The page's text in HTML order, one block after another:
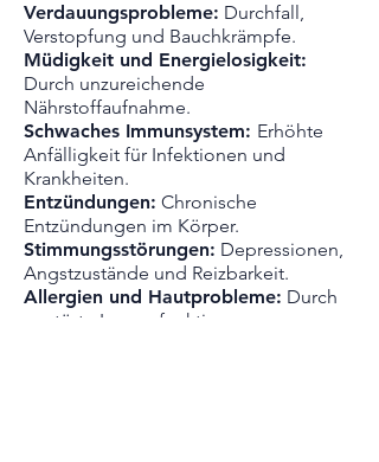
Verdauungsprobleme: Durchfall,
Verstopfung und Bauchkrämpfe.
Müdigkeit und Energielosigkeit:
Durch unzureichende
Nährstoffaufnahme.
Schwaches Immunsystem: Erhöhte
Anfälligkeit für Infektionen und
Krankheiten.
Entzündungen: Chronische
Entzündungen im Körper.
Stimmungsstörungen: Depressionen,
Angstzustände und Reizbarkeit.
Allergien und Hautprobleme: Durch
gestörte Immunfunktionen.